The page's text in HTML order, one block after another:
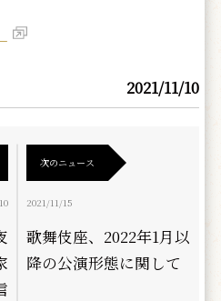
2021/11/10
次のニュース
2021/11/15
歌舞伎座、2022年1月以
降の公演形態に関して